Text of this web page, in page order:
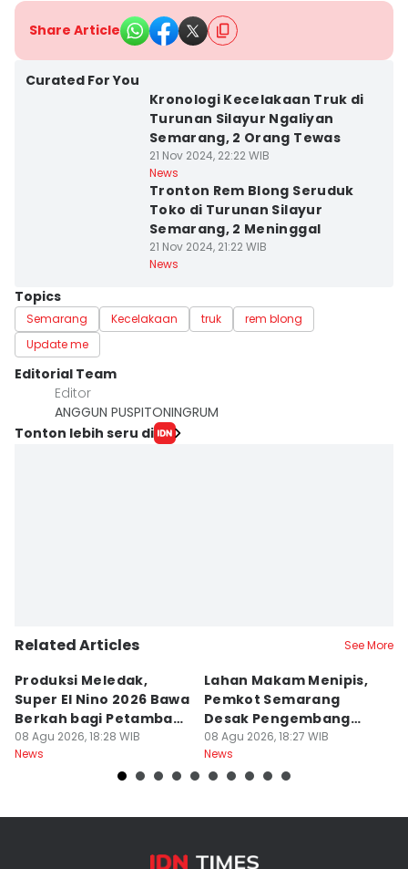
Share Article
Curated For You
Kronologi Kecelakaan Truk di
Turunan Silayur Ngaliyan
Semarang, 2 Orang Tewas
21 Nov 2024, 22:22 WIB
News
Tronton Rem Blong Seruduk
Toko di Turunan Silayur
Semarang, 2 Meninggal
21 Nov 2024, 21:22 WIB
News
Topics
Semarang Kecelakaan truk
rem blong
Update me
Editorial Team
Editor
ANGGUN PUSPITONINGRUM
Tonton lebih seru di
Related Articles See More
Produksi Meledak,
Super El Nino 2026 Bawa
Berkah bagi Petambak
Garam
08 Agu 2026, 18:28 WIB
News
Lahan Makam Menipis,
Pemkot Semarang
Desak Pengembang
Serahkan PSU
08 Agu 2026, 18:27 WIB
News